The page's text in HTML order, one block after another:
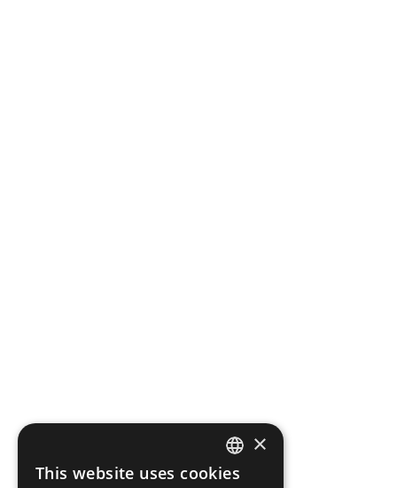
FRENCH
×
This website uses cookies